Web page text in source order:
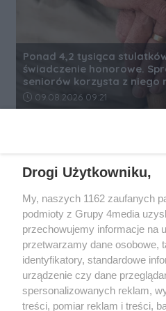
Ponad 4,2 tysiąca
świadczenie honorowe.
seniorów korzysta z niego
Data dodania artykułu:
09.08.2026 09:21
Wydawcą
FUNDACJA MEDIÓW
Drogi Użytkowniku,
My, naszych 1162 zaufanych
podmioty z Grupy 4media
przechowujemy informacje na
przetwarzamy dane osobowe,
identyfikatory, standardowe
urządzenie czy dane
spersonalizowanych reklam,
treści, pomiar reklam i treści,